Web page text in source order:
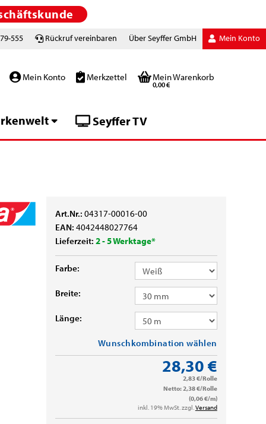
555 Rückruf vereinbaren Über Seyffer GmbH Mein Konto
Mein Konto Merkzettel Mein Warenkorb
0,00 €
Seyffer TV
Art.Nr.:04317-00016-00
EAN:4042448027764
Lieferzeit:2 - 5 Werktage*
Farbe:
Breite:
Länge:
Wunschkombination wählen
28,30 €
2,83 €/Rolle
Netto: 2,38 €/Rolle
(0,06 €/m)
inkl. 19% MwSt. zzgl.Versand